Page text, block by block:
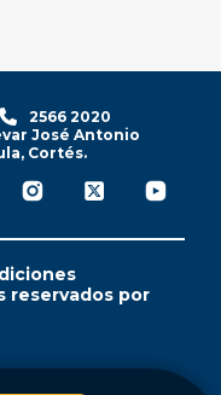
2566 2020
José Antonio
Cortés.
reservados por